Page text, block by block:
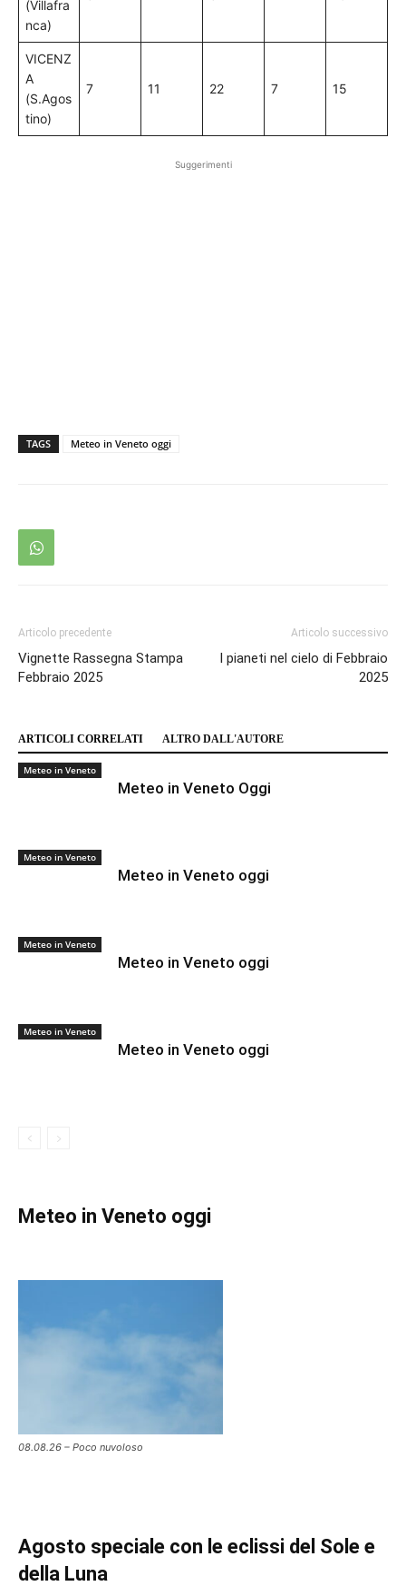
(Villafra
nca)
VICENZ
A
(S.Agos
tino)
7 11 22 7 15
Suggerimenti
TAGS Meteo in Veneto oggi
Articolo precedente
Vignette Rassegna Stampa
Febbraio 2025
Articolo successivo
I pianeti nel cielo di Febbraio
2025
ARTICOLI CORRELATI ALTRO DALL'AUTORE
Meteo in Veneto
Meteo in Veneto Oggi
Meteo in Veneto
Meteo in Veneto oggi
Meteo in Veneto
Meteo in Veneto oggi
Meteo in Veneto
Meteo in Veneto oggi
Meteo in Veneto oggi
08.08.26 – Poco nuvoloso
Agosto speciale con le eclissi del Sole e
della Luna